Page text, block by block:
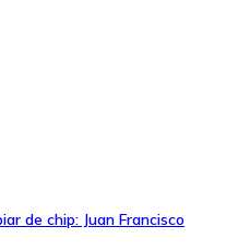
de chip: Juan Francisco